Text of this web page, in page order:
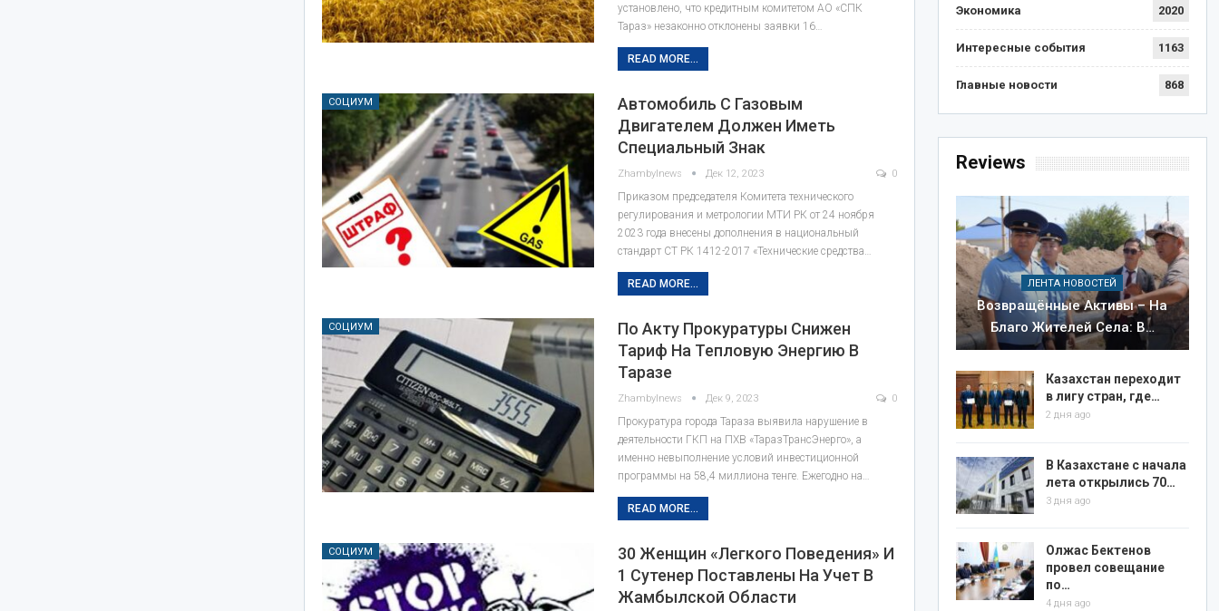
установлено, что кредитным комитетом АО «СПК
Тараз» незаконно отклонены заявки 16…
READ MORE...
СОЦИУМ
Автомобиль С Газовым
Двигателем Должен Иметь
Специальный Знак
Zhambylnews Дек 12, 2023 0
Приказом председателя Комитета технического
регулирования и метрологии МТИ РК от 24 ноября
2023 года внесены дополнения в национальный
стандарт СТ РК 1412-2017 «Технические средства…
READ MORE...
СОЦИУМ
По Акту Прокуратуры Снижен
Тариф На Тепловую Энергию В
Таразе
Zhambylnews Дек 9, 2023 0
Прокуратура города Тараза выявила нарушение в
деятельности ГКП на ПХВ «ТаразТрансЭнерго», а
именно невыполнение условий инвестиционной
программы на 58,4 миллиона тенге. Ежегодно на…
READ MORE...
СОЦИУМ
30 Женщин «легкого Поведения» И
1 Сутенер Поставлены На Учет В
Жамбылской Области
Экономика 2020
Интересные события 1163
Главные новости 868
Reviews
ЛЕНТА НОВОСТЕЙ
Возвращённые Активы – На
Благо Жителей Села: В…
Казахстан переходит
в лигу стран, где…
2 дня ago
В Казахстане с начала
лета открылись 70…
3 дня ago
Олжас Бектенов
провел совещание
по…
4 дня ago